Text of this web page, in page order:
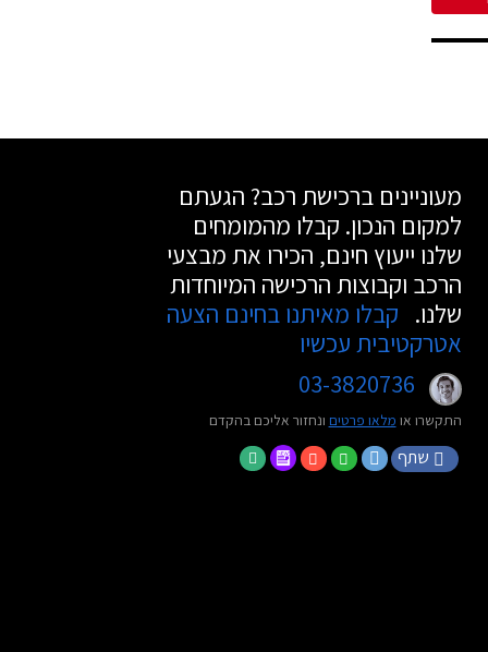
מעוניינים ברכישת רכב? הגעתם
למקום הנכון. קבלו מהמומחים
שלנו ייעוץ חינם, הכירו את מבצעי
הרכב וקבוצות הרכישה המיוחדות
שלנו. קבלו מאיתנו בחינם הצעה
אטרקטיבית עכשיו
03-3820736
התקשרו או מלאו פרטים ונחזור אליכם בהקדם
שתף